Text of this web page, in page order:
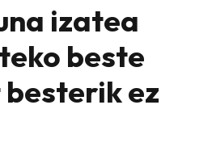
izatea
beste
ez